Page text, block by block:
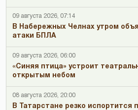
09 августа 2026, 07:14
В Набережных Челнах утром
атаки БПЛА
09 августа 2026, 06:00
«Синяя птица» устроит
открытым небом
08 августа 2026, 20:00
В Татарстане резко испортится